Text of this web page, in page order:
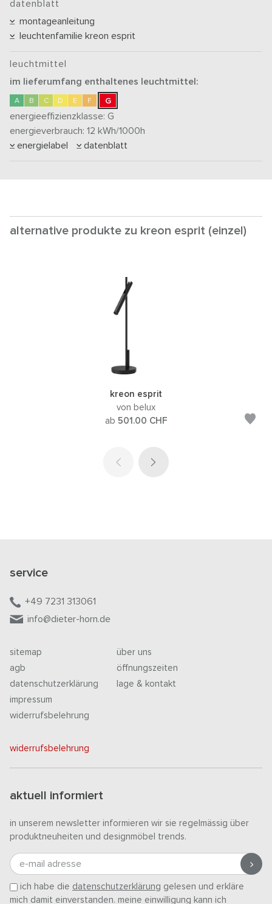
datenblatt
montageanleitung
leuchtenfamilie kreon esprit
leuchtmittel
im lieferumfang enthaltenes leuchtmittel:
A B C D E F G
energieeffizienzklasse:G
energieverbrauch: 12 kWh/1000h
energielabel
datenblatt
alternative produkte zu kreon esprit (einzel)
kreon esprit
von belux
ab 501.00 CHF
service
+49 7231 313061
info@dieter-horn.de
sitemap
agb
datenschutzerklärung
impressum
widerrufsbelehrung
über uns
öffnungszeiten
lage & kontakt
widerrufsbelehrung
aktuell informiert
in unserem newsletter informieren wir sie regelmässig über
produktneuheiten und designmöbel trends.
e-mail adresse
ich habe die datenschutzerklärung gelesen und erkläre
mich damit einverstanden. meine einwilligung kann ich